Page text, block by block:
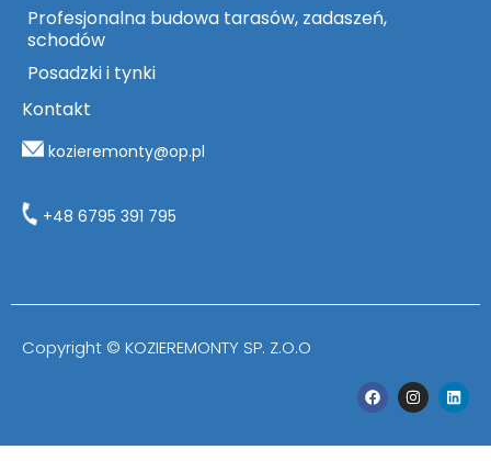
Profesjonalna budowa tarasów, zadaszeń,
schodów
Posadzki i tynki
Kontakt
kozieremonty@op.pl
+48 6795 391 795
Copyright © KOZIEREMONTY SP. Z.O.O